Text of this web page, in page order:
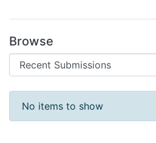
Browse
Recent Submissions
No items to show